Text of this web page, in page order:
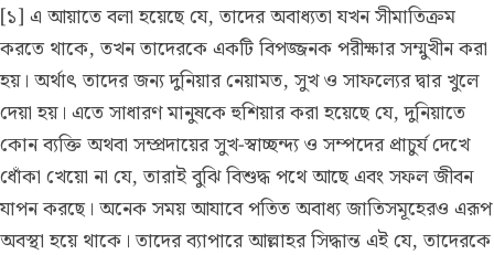
[১] এ আয়াতে বলা হয়েছে যে, তাদের অবাধ্যতা যখন সীমাতিক্রম
করতে থাকে, তখন তাদেরকে একটি বিপজ্জনক পরীক্ষার সম্মুখীন করা
হয়। অর্থাৎ তাদের জন্য দুনিয়ার নেয়ামত, সুখ ও সাফল্যের দ্বার খুলে
দেয়া হয়। এতে সাধারণ মানুষকে হুশিয়ার করা হয়েছে যে, দুনিয়াতে
কোন ব্যক্তি অথবা সম্প্রদায়ের সুখ-স্বাচ্ছন্দ্য ও সম্পদের প্রাচুর্য দেখে
ধোঁকা খেয়ো না যে, তারাই বুঝি বিশুদ্ধ পথে আছে এবং সফল জীবন
যাপন করছে। অনেক সময় আযাবে পতিত অবাধ্য জাতিসমূহেরও এরূপ
অবস্থা হয়ে থাকে। তাদের ব্যাপারে আল্লাহর সিদ্ধান্ত এই যে, তাদেরকে